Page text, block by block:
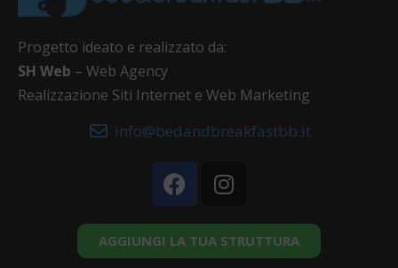
Progetto ideato e realizzato da:
SH Web – Web Agency
Realizzazione Siti Internet e Web Marketing
info@bedandbreakfastbb.it
AGGIUNGI LA TUA STRUTTURA